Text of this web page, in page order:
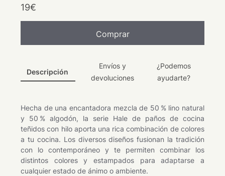
19€
Comprar
Descripción
Envíos y
devoluciones
¿Podemos
ayudarte?
Hecha de una encantadora mezcla de 50 % lino natural
y 50 % algodón, la serie Hale de paños de cocina
teñidos con hilo aporta una rica combinación de colores
a tu cocina. Los diversos diseños fusionan la tradición
con lo contemporáneo y te permiten combinar los
distintos colores y estampados para adaptarse a
cualquier estado de ánimo o ambiente.